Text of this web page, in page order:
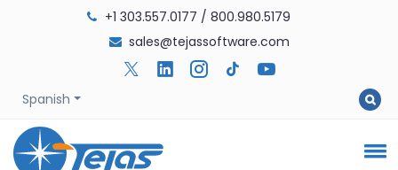
+1 303.557.0177 / 800.980.5179
sales@tejassoftware.com
Spanish